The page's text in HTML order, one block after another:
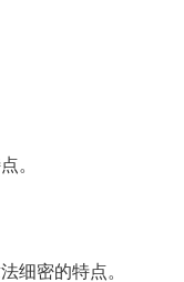
。
密的特点。